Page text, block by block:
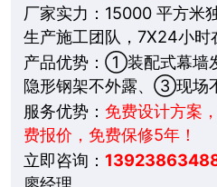
厂家实力：15000 平方米
生产施工团队，7X24小时
产品优势：①装配式幕
隐形钢架不外露、③现场
服务优势： 免费设计方案
费报价，免费保修5年！
立即咨询：
廖经理